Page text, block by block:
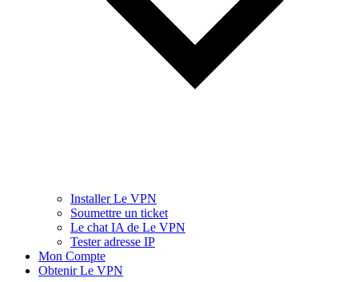
Installer Le VPN
Soumettre un ticket
Le chat IA de Le VPN
Tester adresse IP
Mon Compte
Obtenir Le VPN